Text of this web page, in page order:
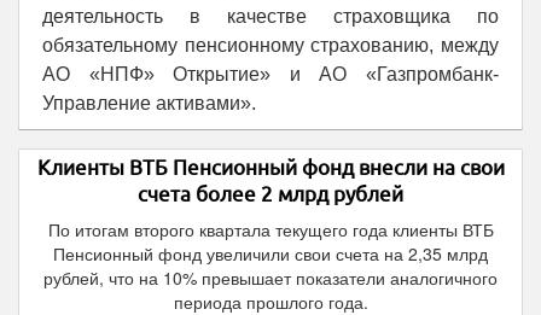
деятельность в качестве страховщика по
обязательному пенсионному страхованию, между
АО «НПФ» Открытие» и АО «Газпромбанк-
Управление активами».
Клиенты ВТБ Пенсионный фонд внесли на свои
счета более 2 млрд рублей
По итогам второго квартала текущего года клиенты ВТБ
Пенсионный фонд увеличили свои счета на 2,35 млрд
рублей, что на 10% превышает показатели аналогичного
периода прошлого года.